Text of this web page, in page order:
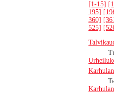
[1-15]
195]
360]
525]